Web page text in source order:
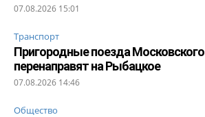
07.08.2026 15:01
Транспорт
Пригородные поезда
перенаправят на Рыбацкое
07.08.2026 14:46
Общество